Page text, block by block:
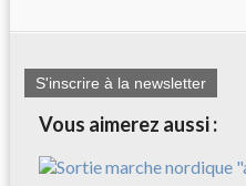
S'inscrire à la newsletter
Vous aimerez aussi :